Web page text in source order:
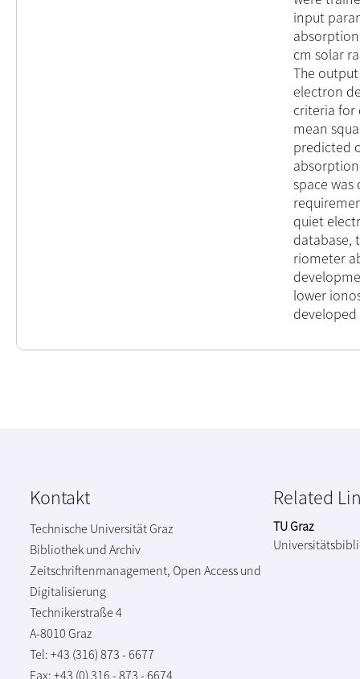
input
cm solar
The
electron
criteria for
mean
predicted
space
quiet
database,
riometer
lower
Kontakt
Technische Universität Graz
Bibliothek und Archiv
Zeitschriftenmanagement, Open Access und
Digitalisierung
Technikerstraße 4
A-8010 Graz
Tel: +43 (316) 873 - 6677
Fax: +43 (0) 316 - 873 - 6674
Related
TU Graz